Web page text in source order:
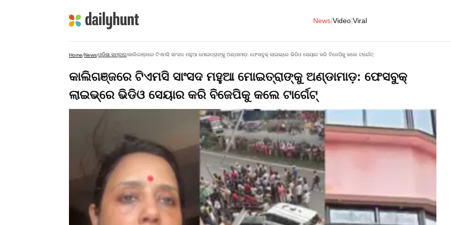
News Video Viral
Home/News/ଓଡିଶା ସମ୍ବାଦ/କାଲିଗଞ୍ଜରେ ଟିଏମସି ସାଂସଦ ମହୁଆ ମୋଇତ୍ରାଙ୍କୁ ଅଣ୍ଡାମାଡ଼: ଫେସବୁକ୍ ଲାଇଭ୍‌ରେ ଭିଡିଓ ସେୟାର କରି ବିଜେପିକୁ କଲେ ଟାର୍ଗେଟ୍
କାଲିଗଞ୍ଜରେ ଟିଏମସି ସାଂସଦ ମହୁଆ ମୋଇତ୍ରାଙ୍କୁ ଅଣ୍ଡାମାଡ଼: ଫେସବୁକ୍
ଲାଇଭ୍‌ରେ ଭିଡିଓ ସେୟାର କରି ବିଜେପିକୁ କଲେ ଟାର୍ଗେଟ୍